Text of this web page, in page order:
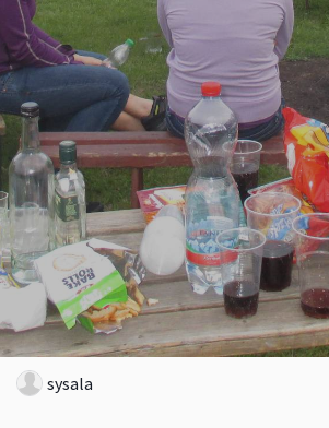
sysala